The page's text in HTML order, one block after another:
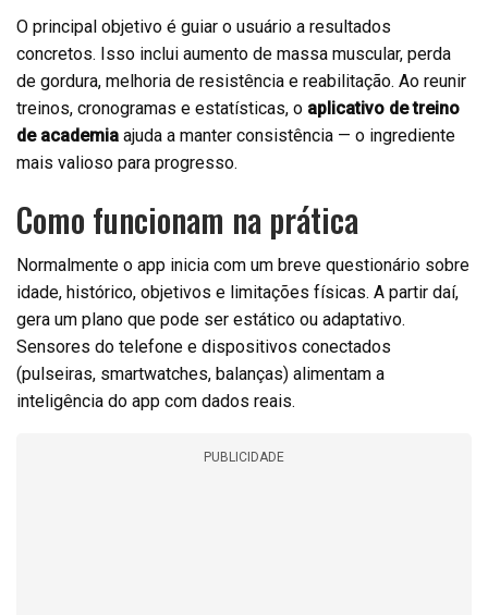
O principal objetivo é guiar o usuário a resultados
concretos. Isso inclui aumento de massa muscular, perda
de gordura, melhoria de resistência e reabilitação. Ao reunir
treinos, cronogramas e estatísticas, o aplicativo de treino
de academia ajuda a manter consistência — o ingrediente
mais valioso para progresso.
Como funcionam na prática
Normalmente o app inicia com um breve questionário sobre
idade, histórico, objetivos e limitações físicas. A partir daí,
gera um plano que pode ser estático ou adaptativo.
Sensores do telefone e dispositivos conectados
(pulseiras, smartwatches, balanças) alimentam a
inteligência do app com dados reais.
PUBLICIDADE